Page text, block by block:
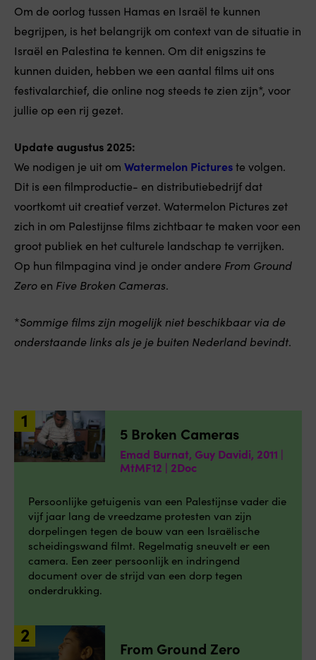
Om de oorlog tussen Hamas en Israël te kunnen
begrijpen, is het belangrijk om context van de situatie in
Israël en Palestina te kennen. Om dit enigszins te
kunnen duiden, hebben we een aantal films uit ons
festivalarchief, die online nog steeds te zien zijn*, voor
jullie op een rij gezet.
Update augustus 2025:
We nodigen je uit om Watermelon Pictureste volgen.
Dit is een filmproductie- en distributiebedrijf dat
voortkomt uit creatief verzet. Watermelon Pictures zet
zich in om Palestijnse films zichtbaar te maken voor een
groot publiek en het culturele landschap te verrijken.
Op hun filmpagina vind je onder andere From Ground
Zero en Five Broken Cameras.
*Sommige films zijn mogelijk niet beschikbaar via de
onderstaande links als je je buiten Nederland bevindt.
5 Broken Cameras
Emad Burnat, Guy Davidi, 2011 |
MtMF12 | 2Doc
Persoonlijke getuigenis van een Palestijnse vader die
vijf jaar lang de vreedzame protesten van zijn
dorpelingen tegen de bouw van een Israëlische
scheidingswand filmt. Regelmatig sneuvelt er een
camera. Een zeer persoonlijk en indringend
document over de strijd van een dorp tegen
onderdrukking.
From Ground Zero